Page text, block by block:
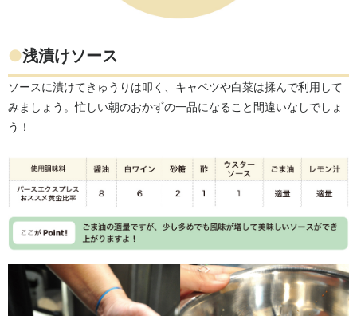
●浅漬けソース
ソースに漬けてきゅうりは叩く、キャベツや白菜は揉んで利用して
みましょう。忙しい朝のおかずの一品になること間違いなしでしょ
う！